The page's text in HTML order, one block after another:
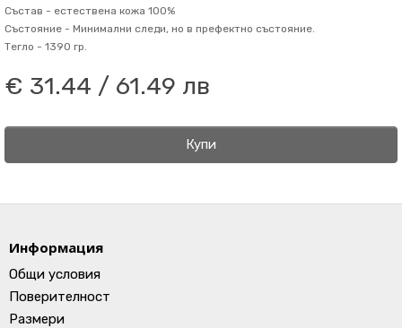
Състав - естествена кожа 100%
Състояние - Минимални следи, но в префектно състояние.
Тегло - 1390 гр.
€ 31.44 / 61.49 лв
Купи
Информация
Общи условия
Поверителност
Размери